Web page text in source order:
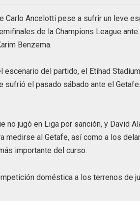
Carlo Ancelotti pese a sufrir un leve
de la Champions League ante
Benzema.
del partido, el Etihad
sufrió el pasado sábado ante el
no jugó en Liga por sanción, y David
medirse al Getafe, así como a los
importante del curso.
doméstica a los terrenos de